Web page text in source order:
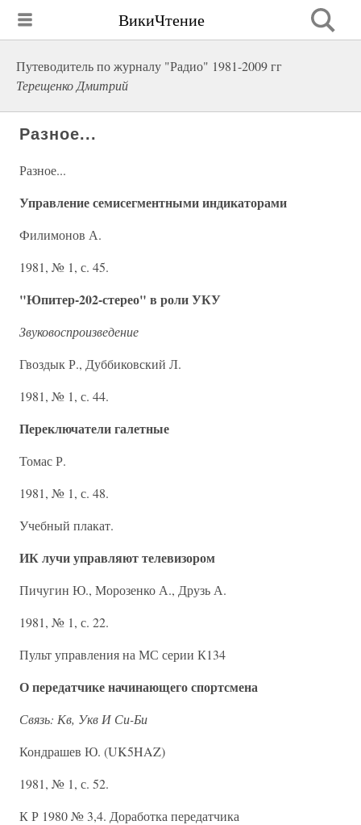
ВикиЧтение
Путеводитель по журналу "Радио" 1981-2009 гг
Терещенко Дмитрий
Разное...
Разное...
Управление семисегментными индикаторами
Филимонов А.
1981, № 1, с. 45.
"Юпитер-202-стерео" в роли УКУ
Звуковоспроизведение
Гвоздык Р., Дуббиковский Л.
1981, № 1, с. 44.
Переключатели галетные
Томас Р.
1981, № 1, с. 48.
Учебный плакат.
ИК лучи управляют телевизором
Пичугин Ю., Морозенко А., Друзь А.
1981, № 1, с. 22.
Пульт управления на МС серии К134
О передатчике начинающего спортсмена
Связь: Кв, Укв И Си-Би
Кондрашев Ю. (UK5HAZ)
1981, № 1, с. 52.
К Р 1980 № 3,4. Доработка передатчика